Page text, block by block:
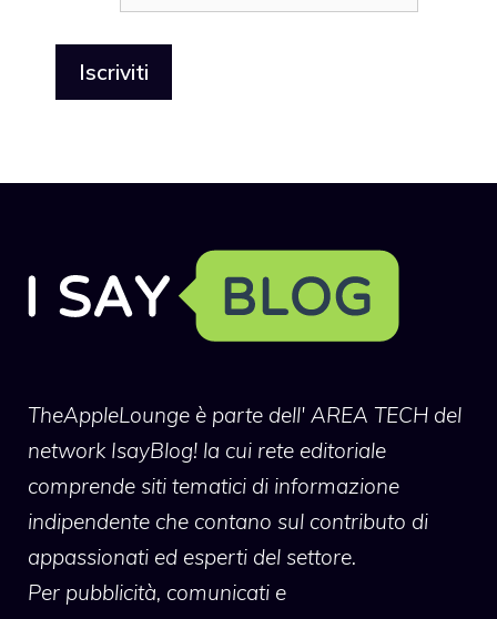
TheAppleLounge è parte dell' AREA TECH del
network IsayBlog! la cui rete editoriale
comprende siti tematici di informazione
indipendente che contano sul contributo di
appassionati ed esperti del settore.
Per pubblicità, comunicati e